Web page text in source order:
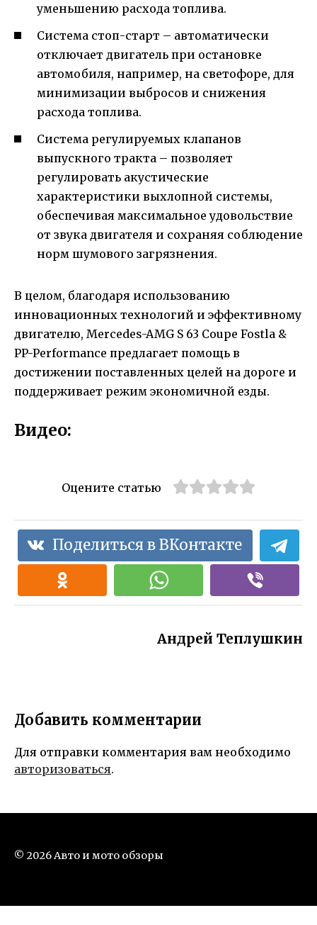
уменьшению расхода топлива.
Система стоп-старт – автоматически
отключает двигатель при остановке
автомобиля, например, на светофоре, для
минимизации выбросов и снижения
расхода топлива.
Система регулируемых клапанов
выпускного тракта – позволяет
регулировать акустические
характеристики выхлопной системы,
обеспечивая максимальное удовольствие
от звука двигателя и сохраняя соблюдение
норм шумового загрязнения.
В целом, благодаря использованию
инновационных технологий и эффективному
двигателю, Mercedes-AMG S 63 Coupe Fostla &
PP-Performance предлагает помощь в
достижении поставленных целей на дороге и
поддерживает режим экономичной езды.
Видео:
Оцените статью
Поделиться в ВКонтакте
Андрей Теплушкин
Добавить комментарии
Для отправки комментария вам необходимо
авторизоваться.
© 2026 Авто и мото обзоры